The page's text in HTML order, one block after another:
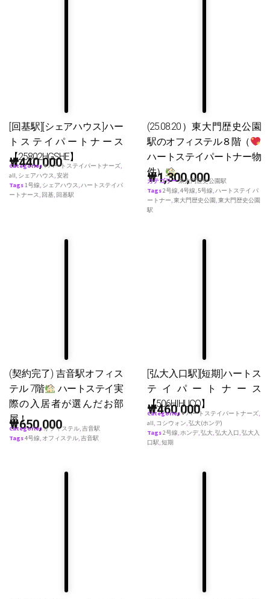
[回基駅][シェアハウス]ハー
トステイパートナース
【25802HGSHE】
₩440,000
Categories♥ ハートステイパートナーズ,
all, シェアハウス,安岩
Tags1号線, シェアハウス,ハートステイパ
ートナース, 回基, 回基駅
(25.08.20）東大門歴史公園
駅のオフィステル８階（
ハートステイパートナー物
件）
₩1,300,000
カテゴリー東大門歴史公園駅
Tags2号線,4号線, 5号線,ハートステイ パ
ートナー,東大門歴史公園 ,東大門歴史公園
駅
(契約完了) 吉音駅オフィス
テル 7階
ハートステイ実
際の入居者が選んだお部
屋！
₩650,000
Categoriesオフィステル,吉音駅
Tags4号線, オフィステル,吉音駅
[弘大入口駅][短期]ハートス
テイパートナース
【506HIHUCO】
₩460,000
Categories♥ ハートステイパートナーズ,
all, コシウォン,弘大(ホンデ)
Tags2号線,ホンデ,弘大,弘大入口,弘大入
口駅,短期